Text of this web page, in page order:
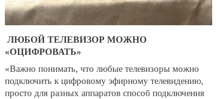
ЛЮБОЙ ТЕЛЕВИЗОР МОЖНО
«ОЦИФРОВАТЬ»
«Важно понимать, что любые телевизоры можно
подключить к цифровому эфирному телевидению,
просто для разных аппаратов способ подключения